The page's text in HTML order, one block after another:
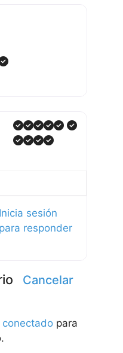
Inicia sesión
para responder
Cancelar
conectado para